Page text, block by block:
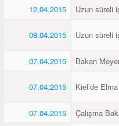
12.04.2015
Uzun süreli
08.04.2015 Uzun süreli
07.04.2015 Bakan
07.04.2015 Kiel’de
07.04.2015
Çalışma